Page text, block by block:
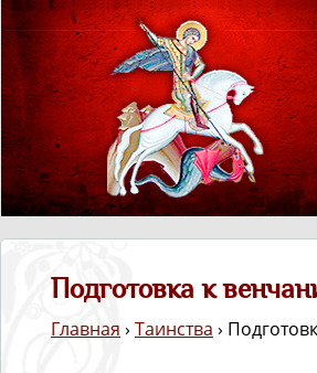
Подготовка к
Главная › Таинства ›